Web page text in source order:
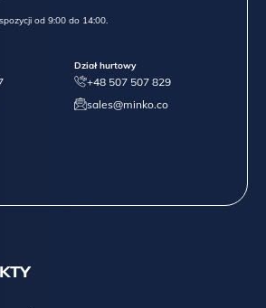
od 9:00 do 14:00.
Dział hurtowy
+48 507 507 829
sales@minko.co